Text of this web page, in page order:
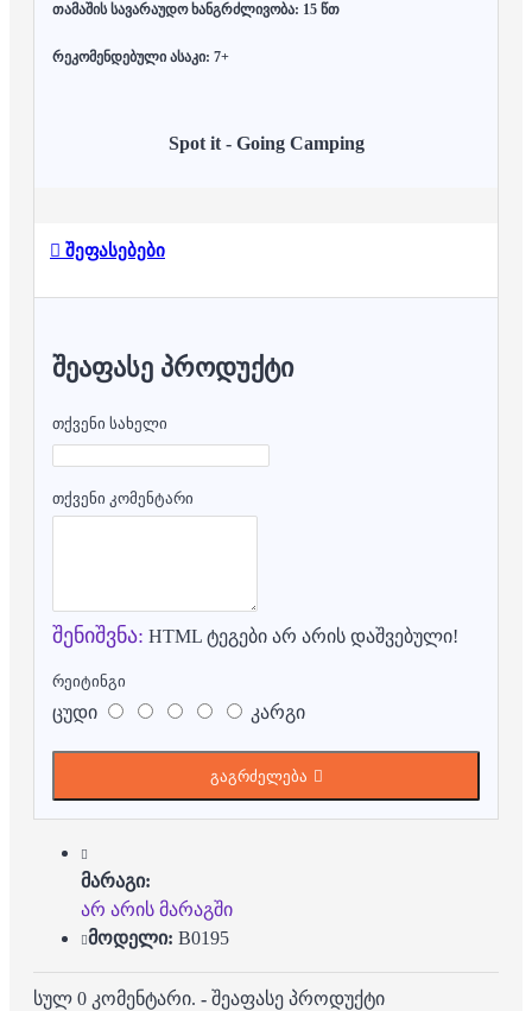
თამაშის სავარაუდო ხანგრძლივობა: 15 წთ
რეკომენდებული ასაკი: 7+
Spot it - Going Camping
შეფასებები
ᲨᲔᲐᲤᲐᲡᲔ ᲞᲠᲝᲓᲣᲥᲢᲘ
თქვენი სახელი
თქვენი კომენტარი
შენიშვნა: HTML ტეგები არ არის დაშვებული!
რეიტინგი
ცუდი კარგი
გაგრძელება
მარაგი:
არ არის მარაგში
მოდელი: B0195
სულ 0 კომენტარი. - შეაფასე პროდუქტი